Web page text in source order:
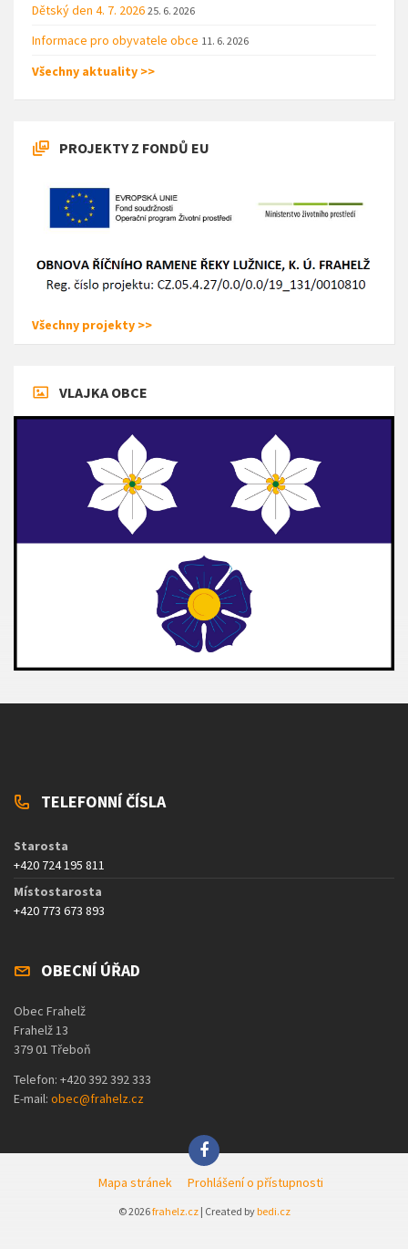
Dětský den 4. 7. 2026 25. 6. 2026
Informace pro obyvatele obce 11. 6. 2026
Všechny aktuality >>
PROJEKTY Z FONDŮ EU
Všechny projekty >>
VLAJKA OBCE
TELEFONNÍ ČÍSLA
Starosta
+420 724 195 811
Místostarosta
+420 773 673 893
OBECNÍ ÚŘAD
Obec Frahelž
Frahelž 13
379 01 Třeboň
Telefon: +420 392 392 333
E-mail: obec@frahelz.cz
Mapa stránek Prohlášení o přístupnosti
© 2026frahelz.cz| Created bybedi.cz